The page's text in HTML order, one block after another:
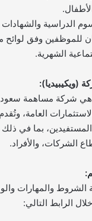
الدراسية والشهادات
للموظفين وفق لوائح
الشهرية.
(ويكيبيديا):
شركة مساهمة
العامة،
بما في ذلك
الشركات، والأفراد.
الشروط والمهارات
الرابط التالي: